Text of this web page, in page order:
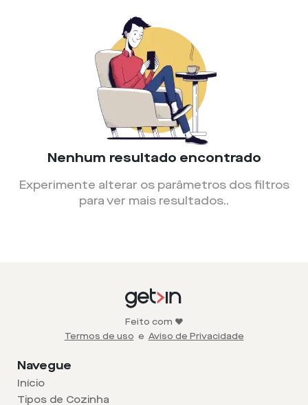
Nenhum resultado encontrado
Experimente alterar os parâmetros dos filtros
para ver mais resultados..
Feito com ❤️
Termos de uso e Aviso de Privacidade
Navegue
Início
Tipos de Cozinha